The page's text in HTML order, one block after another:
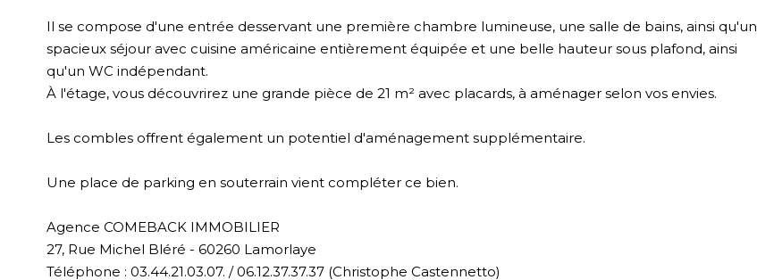
Il se compose d'une entrée desservant une première chambre lumineuse, une salle de bains, ainsi qu'un
spacieux séjour avec cuisine américaine entièrement équipée et une belle hauteur sous plafond, ainsi
qu'un WC indépendant.
À l'étage, vous découvrirez une grande pièce de 21 m² avec placards, à aménager selon vos envies.
Les combles offrent également un potentiel d'aménagement supplémentaire.
Une place de parking en souterrain vient compléter ce bien.
Agence COMEBACK IMMOBILIER
27, Rue Michel Bléré - 60260 Lamorlaye
Téléphone : 03.44.21.03.07. / 06.12.37.37.37 (Christophe Castennetto)